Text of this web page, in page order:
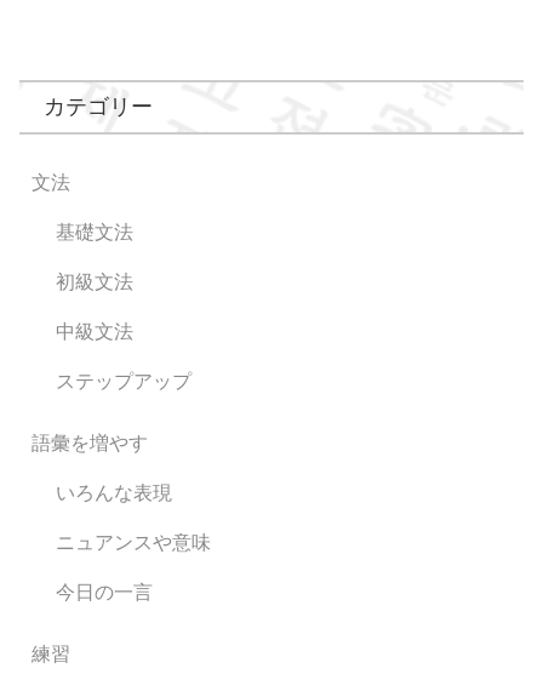
カテゴリー
文法
基礎文法
初級文法
中級文法
ステップアップ
語彙を増やす
いろんな表現
ニュアンスや意味
今日の一言
練習